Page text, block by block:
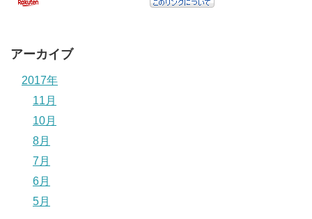
アーカイブ
2017年
11月
10月
8月
7月
6月
5月